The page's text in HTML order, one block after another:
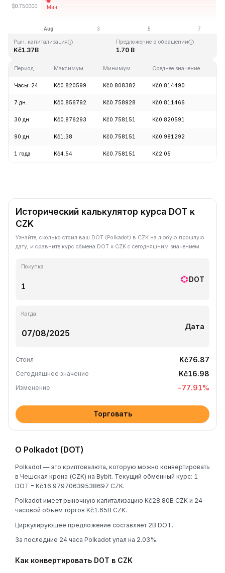
Последнее обновление: 16:09 GMT+0 2026-08-07
Kč0.746764
Рын. капитализация
Kč1.37B
Предложение в обращении
1.70 B
Период Максимум Минимум Среднее значение
Часы: 24 Kč0.820599 Kč0.808382 Kč0.814490
7 дн. Kč0.856792 Kč0.758928 Kč0.811466
30 дн. Kč0.876293 Kč0.758151 Kč0.820591
90 дн. Kč1.38 Kč0.758151 Kč0.981292
1 года Kč4.54 Kč0.758151 Kč2.05
Исторический калькулятор курса DOT к
CZK
Узнайте, сколько стоил ваш DOT (Polkadot) в CZK на любую прошлую
дату, и сравните курс обмена DOT к CZK с сегодняшним значением.
Покупка
DOT
Когда
Дата
Стоил Kč76.87
Сегодняшнее значение Kč16.98
Изменение -77.91%
Торговать
О Polkadot (DOT)
Polkadot — это криптовалюта, которую можно конвертировать
в Чешская крона (CZK) на Bybit. Текущий обменный курс: 1
DOT = Kč16.97970639538697 CZK.
Polkadot имеет рыночную капитализацию Kč28.80B CZK и 24-
часовой объём торгов Kč1.65B CZK.
Циркулирующее предложение составляет 2B DOT.
За последние 24 часа Polkadot упал на 2.03%.
Как конвертировать DOT в CZK